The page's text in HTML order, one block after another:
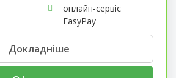
онлайн-сервіс
EasyPay
Докладніше